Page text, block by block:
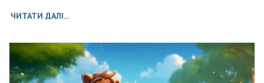
ЧИТАТИ ДАЛІ...